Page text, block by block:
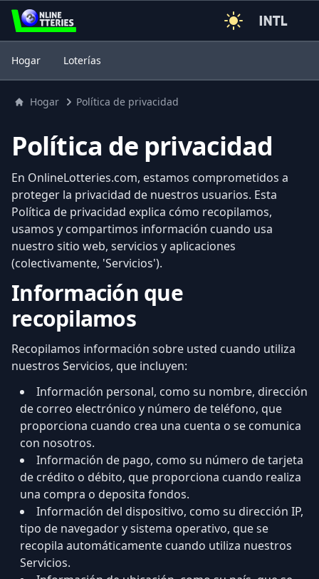
3
Hogar Loterías
Hogar Política de privacidad
Política de privacidad
En OnlineLotteries.com, estamos comprometidos a
proteger la privacidad de nuestros usuarios. Esta
Política de privacidad explica cómo recopilamos,
usamos y compartimos información cuando usa
nuestro sitio web, servicios y aplicaciones
(colectivamente, 'Servicios').
Información que
recopilamos
Recopilamos información sobre usted cuando utiliza
nuestros Servicios, que incluyen:
Información personal, como su nombre, dirección
de correo electrónico y número de teléfono, que
proporciona cuando crea una cuenta o se comunica
con nosotros.
Información de pago, como su número de tarjeta
de crédito o débito, que proporciona cuando realiza
una compra o deposita fondos.
Información del dispositivo, como su dirección IP,
tipo de navegador y sistema operativo, que se
recopila automáticamente cuando utiliza nuestros
Servicios.